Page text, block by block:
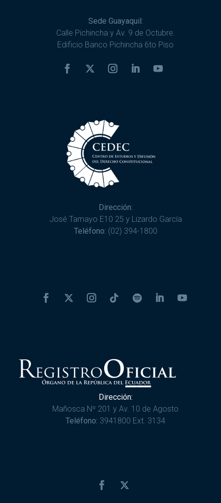
Sede Guayaquil:
Calle Pichincha y Av. 9 de Octubre.
Edificio Banco Pichincha 6to Piso
Dirección:
José Tamayo E10 25 y Lizardo García
Teléfono: (02) 394-1800
Dirección:
Mañosca Nº 201 y Av. 10 de Agosto
Teléfono: 3941800 Ext. 3134